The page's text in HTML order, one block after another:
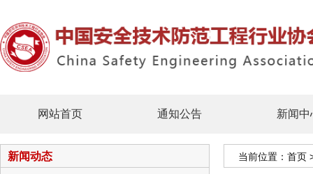
网站首页 通知公告 新闻中
新闻动态 当前位置： 首页